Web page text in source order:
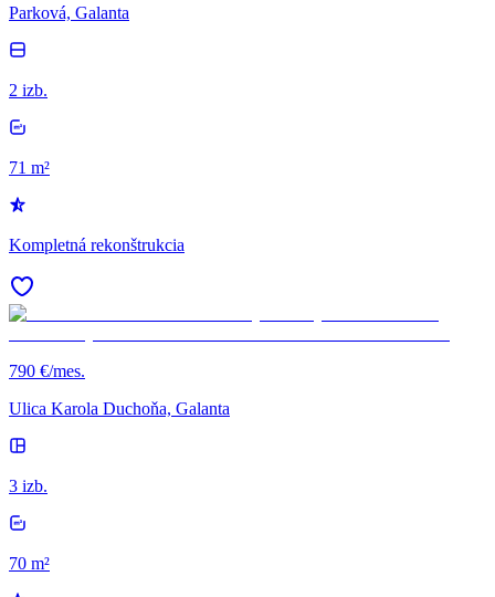
Parková, Galanta
2 izb.
71 m²
Kompletná rekonštrukcia
790 €/mes.
Ulica Karola Duchoňa, Galanta
3 izb.
70 m²